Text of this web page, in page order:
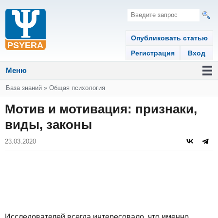
Опубликовать статью
Регистрация
Вход
Меню
Вы здесь
База знаний » Общая психология
Мотив и мотивация: признаки,
виды, законы
23.03.2020